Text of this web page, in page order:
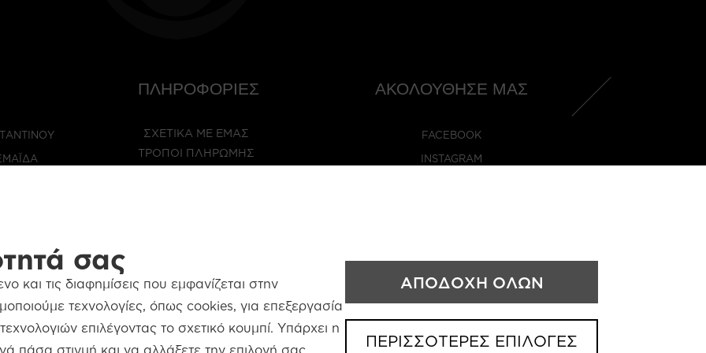
ΠΛΗΡΟΦΟΡΙΕΣ
ΣΧΕΤΙΚΑ ΜΕ ΕΜΑΣ
ΤΡΟΠΟΙ ΠΛΗΡΩΜΗΣ
ΑΚΟΛΟΥΘΗΣΕ ΜΑΣ
FACEBOOK
INSTAGRAM
INFO@MINASOTTICA.GR
ΟΡΟΙ & ΠΡΟΫΠΟΘΕΣΕΙΣ ΠΟΛΙΤΙΚΗ ΑΠΟΡΡΗΤΟΥ ΕΠΙΚΟΙΝΩΝΙΑ
σας
τις διαφημίσεις που εμφανίζεται στην
τεχνολογίες, όπως cookies, για επεξεργασία
επιλέγοντας το σχετικό κουμπί. Υπάρχει η
πάσα στιγμή και να αλλάξετε την επιλογή σας
ΑΠΟΔΟΧΗ ΟΛΩΝ
ΠΕΡΙΣΣΟΤΕΡΕΣ ΕΠΙΛΟΓΕΣ